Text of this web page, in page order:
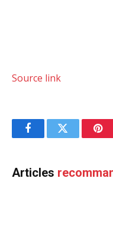
Source link
FacebookTwitter
Articles